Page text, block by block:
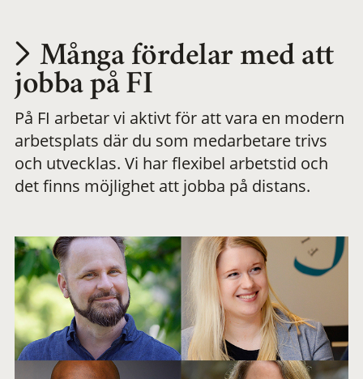
Utvecklas på en
meningsfull och
flexibel
Många fördelar med att
jobba på FI
På FI arbetar vi aktivt för att vara en modern
arbetsplats där du som medarbetare trivs
och utvecklas. Vi har flexibel arbetstid och
det finns möjlighet att jobba på distans.